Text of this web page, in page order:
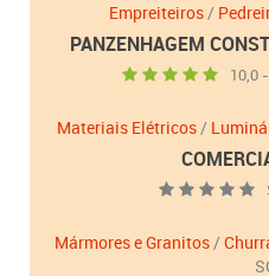
Empreiteiros/
PANZENHAGEM
10,0
Materiais Elétricos/
Mármores e Granitos/